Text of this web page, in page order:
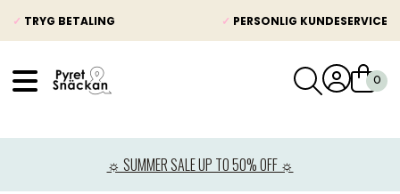
✓ TRYG BETALING ✓ PERSONLIG KUNDESERVICE
☼ SUMMER SALE UP TO 50% OFF ☼
Barnevogne